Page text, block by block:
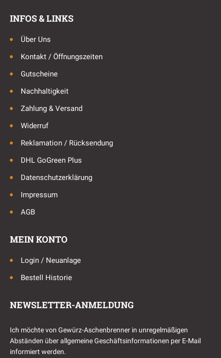
INFOS & LINKS
Über Uns
Kontakt / Öffnungszeiten
Gutscheine
Nachhaltigkeit
Zahlung & Versand
Widerruf
Reklamation / Rücksendung
DHL GoGreen Plus
Datenschutzerklärung
Impressum
AGB
MEIN KONTO
Login / Neuanlage
Bestell Historie
NEWSLETTER-ANMELDUNG
Ich möchte von Gewürz-Aschenbrenner in unregelmäßigen
Abständen über allgemeine Geschäftsinformationen per E-Mail
informiert werden.